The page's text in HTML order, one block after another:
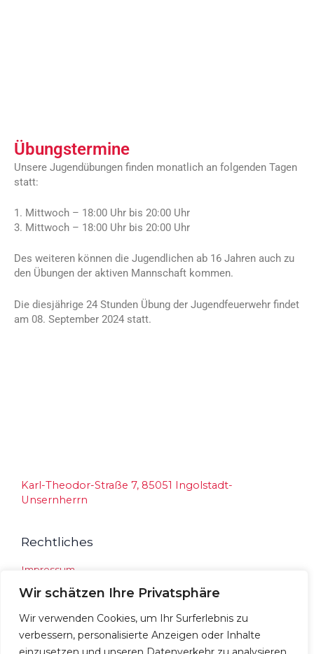
Wir schätzen Ihre Privatsphäre
Wir verwenden Cookies, um Ihr Surferlebnis zu
verbessern, personalisierte Anzeigen oder Inhalte
Übungstermine
Unsere Jugendübungen finden monatlich an folgenden Tagen
statt:
1. Mittwoch – 18:00 Uhr bis 20:00 Uhr
3. Mittwoch – 18:00 Uhr bis 20:00 Uhr
Des weiteren können die Jugendlichen ab 16 Jahren auch zu
den Übungen der aktiven Mannschaft kommen.
Die diesjährige 24 Stunden Übung der Jugendfeuerwehr findet
am 08. September 2024 statt.
Karl-Theodor-Straße 7, 85051 Ingolstadt-
Unsernherrn
Rechtliches
Impressum
Instagram
Facebook